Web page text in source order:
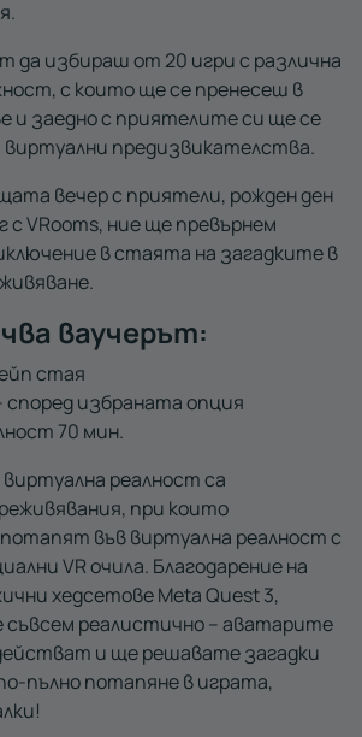
да избираш от 20 игри с различна
с които ще се пренесеш в
и заедно с приятелите си ще се
виртуални предизвикателства.
вечер с приятели, рожден ден
с VRooms, ние ще превърнем
в стаята на загадките в
ваучерът:
стая
според избраната опция
70 мин.
реалност са
при които
във виртуална реалност с
VR очила. Благодарение на
хедсетове Meta Quest 3,
съвсем реалистично – аватарите
и ще решавате загадки
пълно потапяне в играта,